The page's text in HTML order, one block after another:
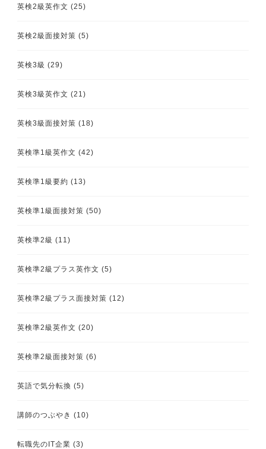
英検2級英作文 (25)
英検2級面接対策 (5)
英検3級 (29)
英検3級英作文 (21)
英検3級面接対策 (18)
英検準1級英作文 (42)
英検準1級要約 (13)
英検準1級面接対策 (50)
英検準2級 (11)
英検準2級プラス英作文 (5)
英検準2級プラス面接対策 (12)
英検準2級英作文 (20)
英検準2級面接対策 (6)
英語で気分転換 (5)
講師のつぶやき (10)
転職先のIT企業 (3)